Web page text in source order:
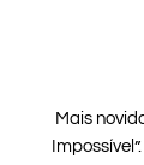
Mais